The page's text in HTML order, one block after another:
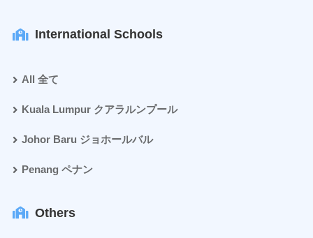
International Schools
All 全て
Kuala Lumpur クアラルンプール
Johor Baru ジョホールバル
Penang ペナン
Others